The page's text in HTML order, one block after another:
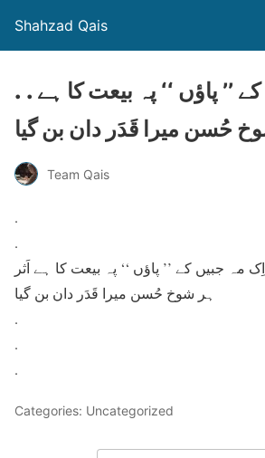
Shahzad Qais
. . اِک مہ جبیں کے ’’ پاؤں ‘‘ پہ بیعت کا ہے
Team Qais
.
.
اِک مہ جبیں کے ’’ پاؤں ‘‘ پہ بیعت کا ہے اَثر
ہر شوخ حُسن میرا قَدَر دان بن گیا
.
.
.
Categories: Uncategorized